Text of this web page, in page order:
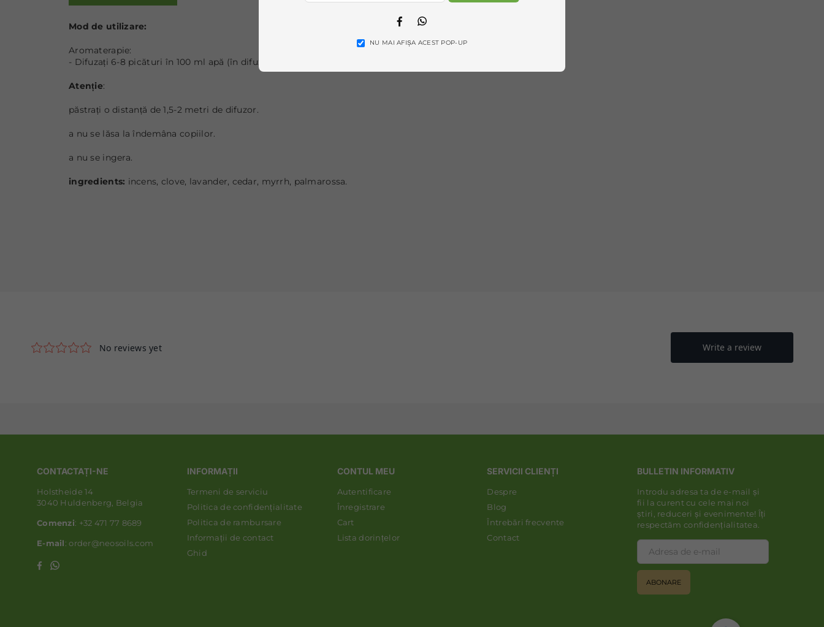
FacebookWhatsapp
NU MAI AFIȘA ACEST POP-UP
Mod de utilizare:
Aromaterapie:
- Difuzați 6-8 picături în 100 ml apă (în difuzor), 30 de minute de 2-3 ori pe zi.
Atenție:
păstrați o distanță de 1,5-2 metri de difuzor.
a nu se lăsa la îndemâna copiilor.
a nu se ingera.
ingredients: incens, clove, lavander, cedar, myrrh, palmarossa.
CONTACTAȚI-NE
Holstheide 14
3040 Huldenberg, Belgia
Comenzi: +32 471 77 8689
E-mail: order@neosoils.com
FacebookWhatsapp
INFORMAȚII
Termeni de serviciu
Politica de confidențialitate
Politica de rambursare
Informații de contact
Ghid
CONTUL MEU
Autentificare
Înregistrare
Cart
Lista dorințelor
SERVICII CLIENȚI
Despre
Blog
Întrebări frecvente
Contact
BULLETIN INFORMATIV
Introdu adresa ta de e-mail și
fii la curent cu cele mai noi
știri, reduceri și evenimente! Îți
respectăm confidențialitatea.
ABONARE